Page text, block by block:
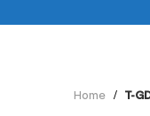
Home T-